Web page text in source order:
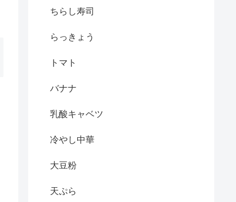
ちらし寿司
らっきょう
トマト
バナナ
乳酸キャベツ
冷やし中華
大豆粉
天ぷら